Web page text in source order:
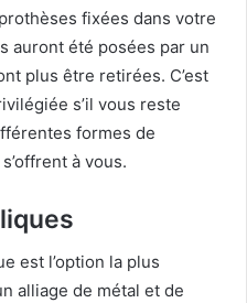
fixées dans votre
auront été posées par un
plus être retirées. C’est
s’il vous reste
formes de
à vous.
est l’option la plus
alliage de métal et de